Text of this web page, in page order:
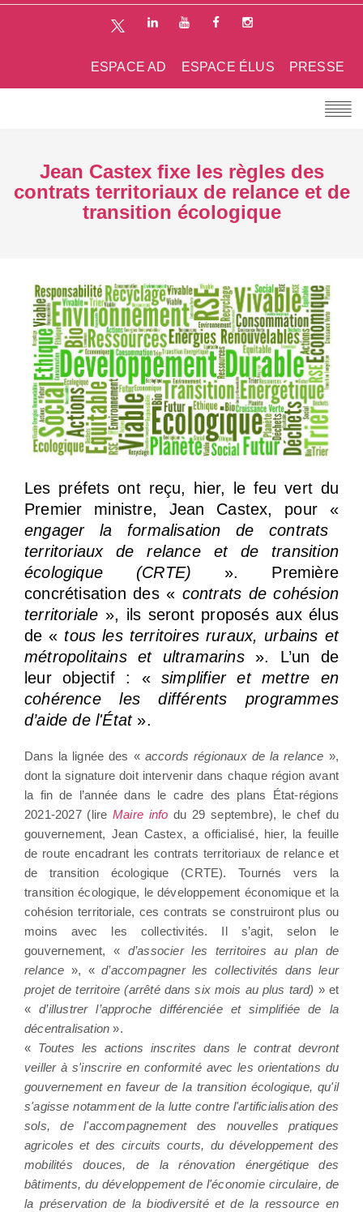
PRESSE
ESPACE ÉLUS
ESPACE AD
Jean Castex fixe les règles des
contrats territoriaux de relance et de
transition écologique
Les préfets ont reçu, hier, le feu vert du
Premier ministre, Jean Castex, pour «
engager la formalisation de contrats
territoriaux de relance et de transition
écologique (CRTE) ». Première
concrétisation des « contrats de cohésion
territoriale », ils seront proposés aux élus
de « tous les territoires ruraux, urbains et
métropolitains et ultramarins ». L’un de
leur objectif : «simplifier et mettre en
cohérence les différents programmes
d’aide de l'État».
Dans la lignée des « accords régionaux de la relance »,
dont la signature doit intervenir dans chaque région avant
la fin de l’année dans le cadre des plans État-régions
2021-2027 (lireMaire info du 29 septembre), le chef du
gouvernement, Jean Castex, a officialisé, hier, la feuille
de route encadrant les contrats territoriaux de relance et
de transition écologique (CRTE). Tournés vers la
transition écologique, le développement économique et la
cohésion territoriale, ces contrats se construiront plus ou
moins avec les collectivités. Il s’agit, selon le
gouvernement, « d’associer les territoires au plan de
relance », «d’accompagner les collectivités dans leur
projet de territoire (arrêté dans six mois au plus tard) » et
« d’illustrer l’approche différenciée et simplifiée de la
décentralisation».
« Toutes les actions inscrites dans le contrat devront
veiller à s'inscrire en conformité avec les orientations du
gouvernement en faveur de la transition écologique, qu'il
s'agisse notamment de la lutte contre l'artificialisation des
sols, de l'accompagnement des nouvelles pratiques
agricoles et des circuits courts, du développement des
mobilités douces, de la rénovation énergétique des
bâtiments, du développement de l'économie circulaire, de
la préservation de la biodiversité et de la ressource en